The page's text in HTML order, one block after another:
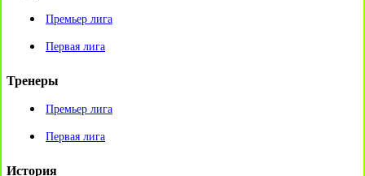
Премьер лига
Первая лига
Тренеры
Премьер лига
Первая лига
История